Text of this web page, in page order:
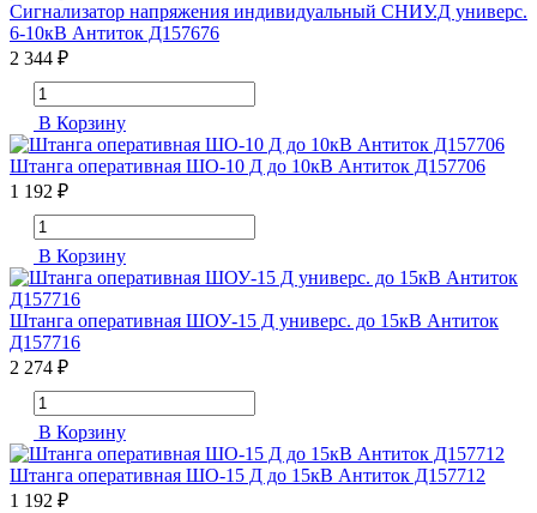
Сигнализатор напряжения индивидуальный СНИУ.Д универс.
6-10кВ Антиток Д157676
2 344 ₽
В Корзину
Штанга оперативная ШО-10 Д до 10кВ Антиток Д157706
1 192 ₽
В Корзину
Штанга оперативная ШОУ-15 Д универс. до 15кВ Антиток
Д157716
2 274 ₽
В Корзину
Штанга оперативная ШО-15 Д до 15кВ Антиток Д157712
1 192 ₽